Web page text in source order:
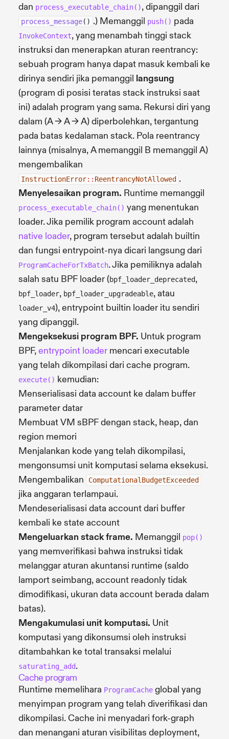
dan process_executable_chain(), dipanggil dari
process_message() .) Memanggil push() pada
InvokeContext, yang menambah tinggi stack
instruksi dan menerapkan aturan reentrancy:
sebuah program hanya dapat masuk kembali ke
dirinya sendiri jika pemanggil langsung
(program di posisi teratas stack instruksi saat
ini) adalah program yang sama. Rekursi diri yang
dalam (A -> A -> A) diperbolehkan, tergantung
pada batas kedalaman stack. Pola reentrancy
lainnya (misalnya, A memanggil B memanggil A)
mengembalikan
InstructionError:: ReentrancyNotAllowed .
Menyelesaikan program. Runtime memanggil
process_executable_chain() yang menentukan
loader. Jika pemilik program account adalah
native loader, program tersebut adalah builtin
dan fungsi entrypoint-nya dicari langsung dari
ProgramCacheForTxBatch. Jika pemiliknya adalah
salah satu BPF loader (bpf_loader_deprecated,
bpf_loader, bpf_loader_upgradeable, atau
loader_v4), entrypoint builtin loader itu sendiri
yang dipanggil.
Mengeksekusi program BPF. Untuk program
BPF,entrypoint loader mencari executable
yang telah dikompilasi dari cache program.
execute() kemudian:
Menserialisasi data account ke dalam buffer
parameter datar
Membuat VM sBPF dengan stack, heap, dan
region memori
Menjalankan kode yang telah dikompilasi,
mengonsumsi unit komputasi selama eksekusi.
Mengembalikan
ComputationalBudgetExceeded
jika anggaran terlampaui.
Mendeserialisasi data account dari buffer
kembali ke state account
Mengeluarkan stack frame. Memanggil pop()
yang memverifikasi bahwa instruksi tidak
melanggar aturan akuntansi runtime (saldo
lamport seimbang, account readonly tidak
dimodifikasi, ukuran data account berada dalam
batas).
Mengakumulasi unit komputasi. Unit
komputasi yang dikonsumsi oleh instruksi
ditambahkan ke total transaksi melalui
saturating_add.
Cache program
Runtime memelihara ProgramCache global yang
menyimpan program yang telah diverifikasi dan
dikompilasi. Cache ini menyadari fork-graph
dan menangani aturan visibilitas deployment,